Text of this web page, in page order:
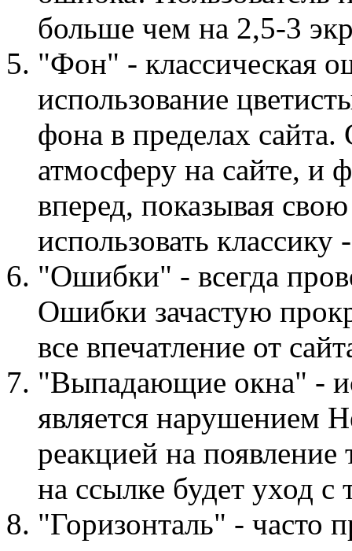
больше чем на 2,5-3
"Фон" - классическая
использование
фона в пределах сайта.
атмосферу на сайте, и
вперед, показывая
использовать
"Ошибки" - всегда
Ошибки зачастую
все впечатление от
"Выпадающие окна" -
является нарушением
реакцией на
на ссылке будет уход с
"Горизонталь" - часто